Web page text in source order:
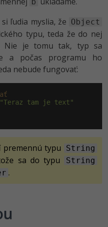
ľudia myslia, že Object
typu, teda že do nej
Nie je tomu tak, typ sa
a počas programu ho
nebude fungovať:
"Teraz tam je text"
premennú typu String
sa do typu String
.